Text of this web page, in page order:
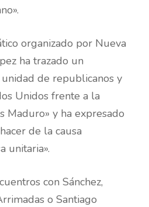
organizado por Nueva
ha trazado un
de republicanos y
Unidos frente a la
Maduro» y ha expresado
de la causa
unitaria».
con Sánchez,
o Santiago